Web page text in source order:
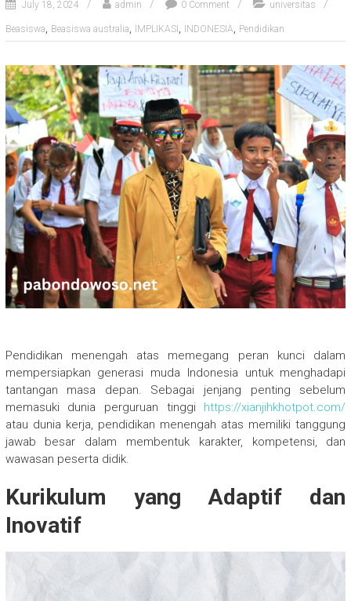
July 18, 2024 admin 0 Comment universitas
Beasiswa, Beasiswa australia, IMPLIKASI , INDONESIA, Pendidikan
Pendidikan menengah atas memegang peran kunci dalam
mempersiapkan generasi muda Indonesia untuk menghadapi
tantangan masa depan. Sebagai jenjang penting sebelum
memasuki dunia perguruan tinggi https://xianjihkhotpot.com/
atau dunia kerja, pendidikan menengah atas memiliki tanggung
jawab besar dalam membentuk karakter, kompetensi, dan
wawasan peserta didik.
Kurikulum yang Adaptif dan
Inovatif